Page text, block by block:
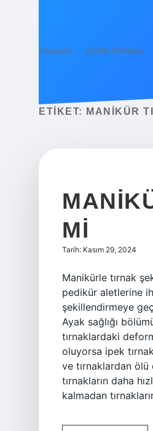
Anasayfa Gizlilik Politikası
ETIKET: MANIKÜR
MI
Tarih: Kasım 29, 2024
Manikürle tırnak
pedikür aletlerine
şekillendirmeye
Ayak sağlığı
tırnaklardaki
oluyorsa ipek
ve tırnaklardan ölü
tırnakların daha
kalmadan